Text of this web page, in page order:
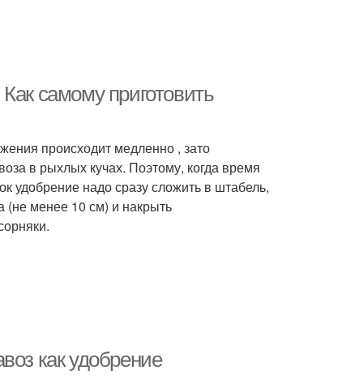
самому приготовить
происходит медленно , зато
в рыхлых кучах. Поэтому, когда время
удобрение надо сразу сложить в штабель,
(не менее 10 см) и накрыть
как удобрение